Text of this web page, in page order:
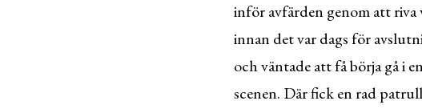
inför avfärden genom att riva
innan det var dags för
och väntade att få börja gå i
scenen. Där fick en rad